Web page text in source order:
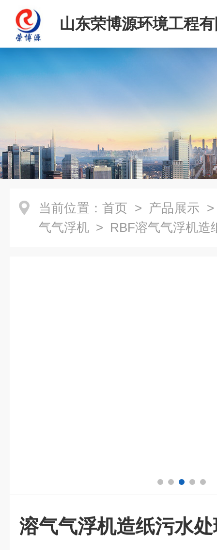
山东荣博源环境工程
当前位置： 首页 > 产品展示
气气浮机 > RBF溶气气浮机造
溶气气浮机造纸污水